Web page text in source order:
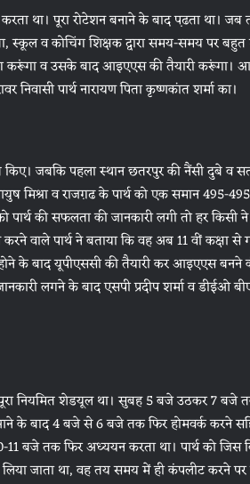
था। पूरा रोटेशन बनाने के बाद प़ढता था।
स्कूल व कोचिंग शिक्षक द्वारा समय-समय पर
करूंगा व उसके बाद आइएएस की तैयारी करूंगा।
निवासी पार्थ नारायण पिता कृष्णकांत शर्मा का।
जबकि पहला स्थान छतरपुर की नैंसी दुबे व
मिश्रा व राजग़ढ के पार्थ को एक समान 495-
पार्थ की सफलता की जानकारी लगी तो हर
करने वाले पार्थ ने बताया कि वह अब 11 वीं
के बाद यूपीएससी की तैयारी कर आइएएस बनने
लगने के बाद एसपी प्रदीप शर्मा व डीईओ
पूरा नियमित शेडयूल था। सुबह 5 बजे उठकर 7
के बाद 4 बजे से 6 बजे तक फिर होमवर्क करने
बजे तक फिर अध्ययन करता था। पार्थ को
जाता था, वह तय समय में ही कंपलीट करने पर